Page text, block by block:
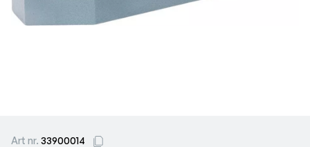
Art nr. 33900014